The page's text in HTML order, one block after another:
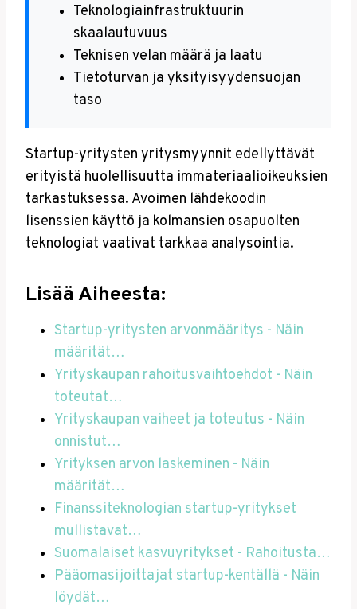
Teknologiainfrastruktuurin
skaalautuvuus
Teknisen velan määrä ja laatu
Tietoturvan ja yksityisyydensuojan
taso
Startup-yritysten yritysmyynnit edellyttävät
erityistä huolellisuutta immateriaalioikeuksien
tarkastuksessa. Avoimen lähdekoodin
lisenssien käyttö ja kolmansien osapuolten
teknologiat vaativat tarkkaa analysointia.
Lisää Aiheesta:
Startup-yritysten arvonmääritys - Näin
määrität…
Yrityskaupan rahoitusvaihtoehdot - Näin
toteutat…
Yrityskaupan vaiheet ja toteutus - Näin
onnistut…
Yrityksen arvon laskeminen - Näin
määrität…
Finanssiteknologian startup-yritykset
mullistavat…
Suomalaiset kasvuyritykset - Rahoitusta…
Pääomasijoittajat startup-kentällä - Näin
löydät…